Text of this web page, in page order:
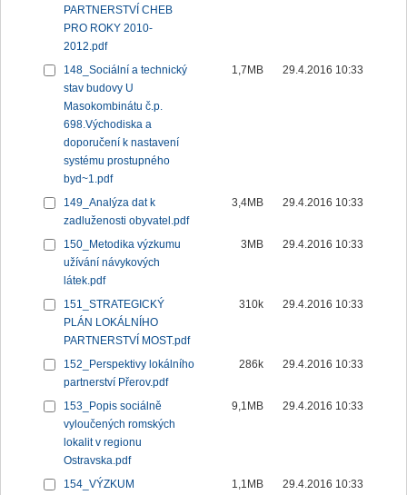
PARTNERSTVÍ CHEB
PRO ROKY 2010-
2012.pdf
148_Sociální a technický
stav budovy U
Masokombinátu č.p.
698.Východiska a
doporučení k nastavení
systému prostupného
byd~1.pdf
1,7MB 29.4.2016 10:33
149_Analýza dat k
zadluženosti obyvatel.pdf
3,4MB 29.4.2016 10:33
150_Metodika výzkumu
užívání návykových
látek.pdf
3MB 29.4.2016 10:33
151_STRATEGICKÝ
PLÁN LOKÁLNÍHO
PARTNERSTVÍ MOST.pdf
310k 29.4.2016 10:33
152_Perspektivy lokálního
partnerství Přerov.pdf
286k 29.4.2016 10:33
153_Popis sociálně
vyloučených romských
lokalit v regionu
Ostravska.pdf
9,1MB 29.4.2016 10:33
154_VÝZKUM
1,1MB 29.4.2016 10:33